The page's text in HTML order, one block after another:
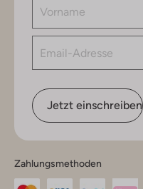
Jetzt einschreiben
Zahlungsmethoden